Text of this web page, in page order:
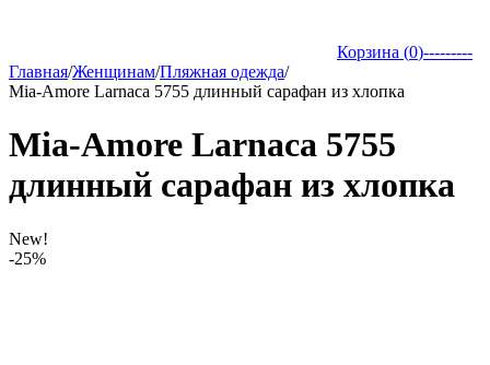
Корзина (0)---------
Главная/Женщинам/Пляжная одежда/
Mia-Amore Larnaca 5755 длинный сарафан из хлопка
Mia-Amore Larnaca 5755
длинный сарафан из хлопка
New!
-25%